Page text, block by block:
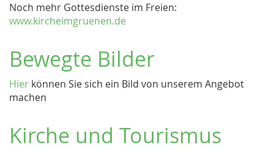
Noch mehr Gottesdienste im Freien:
www.kircheimgruenen.de
Bewegte Bilder
Hier können Sie sich ein Bild von unserem Angebot
machen
Kirche und Tourismus